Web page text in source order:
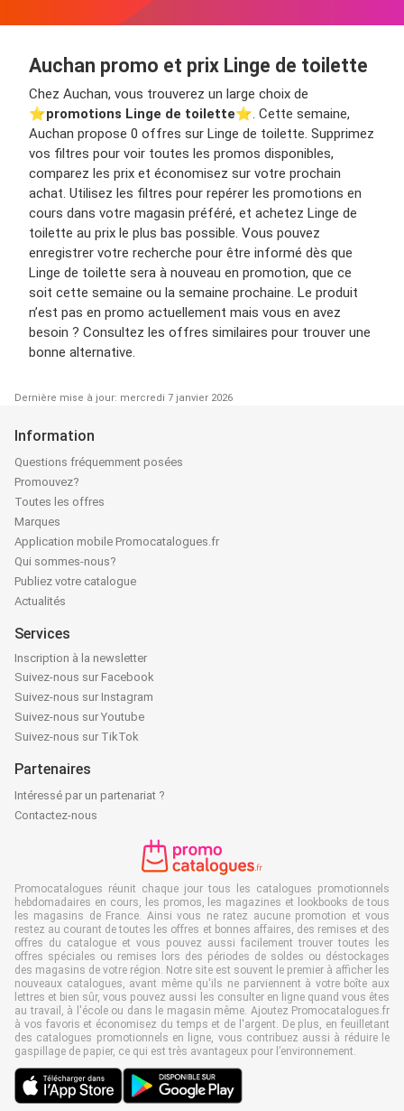
Auchan promo et prix Linge de toilette
Chez Auchan, vous trouverez un large choix de
⭐️promotions Linge de toilette⭐️. Cette semaine,
Auchan propose 0 offres sur Linge de toilette. Supprimez
vos filtres pour voir toutes les promos disponibles,
comparez les prix et économisez sur votre prochain
achat. Utilisez les filtres pour repérer les promotions en
cours dans votre magasin préféré, et achetez Linge de
toilette au prix le plus bas possible. Vous pouvez
enregistrer votre recherche pour être informé dès que
Linge de toilette sera à nouveau en promotion, que ce
soit cette semaine ou la semaine prochaine. Le produit
n’est pas en promo actuellement mais vous en avez
besoin ? Consultez les offres similaires pour trouver une
bonne alternative.
Dernière mise à jour: mercredi 7 janvier 2026
Information
Questions fréquemment posées
Promouvez?
Toutes les offres
Marques
Application mobile Promocatalogues.fr
Qui sommes-nous?
Publiez votre catalogue
Actualités
Services
Inscription à la newsletter
Suivez-nous sur Facebook
Suivez-nous sur Instagram
Suivez-nous sur Youtube
Suivez-nous sur TikTok
Partenaires
Intéressé par un partenariat ?
Contactez-nous
Promocatalogues réunit chaque jour tous les catalogues promotionnels
hebdomadaires en cours, les promos, les magazines et lookbooks de tous
les magasins de France. Ainsi vous ne ratez aucune promotion et vous
restez au courant de toutes les offres et bonnes affaires, des remises et des
offres du catalogue et vous pouvez aussi facilement trouver toutes les
offres spéciales ou remises lors des périodes de soldes ou déstockages
des magasins de votre région. Notre site est souvent le premier à afficher les
nouveaux catalogues, avant même qu'ils ne parviennent à votre boîte aux
lettres et bien sûr, vous pouvez aussi les consulter en ligne quand vous êtes
au travail, à l'école ou dans le magasin même. Ajoutez Promocatalogues.fr
à vos favoris et économisez du temps et de l'argent. De plus, en feuilletant
des catalogues promotionnels en ligne, vous contribuez aussi à réduire le
gaspillage de papier, ce qui est très avantageux pour l’environnement.